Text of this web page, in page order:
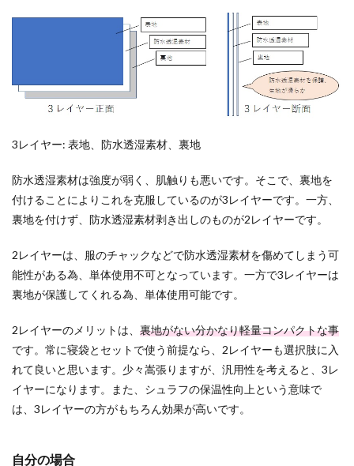
3レイヤー: 表地、防水透湿素材、裏地
防水透湿素材は強度が弱く、肌触りも悪いです。そこで、裏地を
付けることによりこれを克服しているのが3レイヤーです。一方、
裏地を付けず、防水透湿素材剥き出しのものが2レイヤーです。
2レイヤーは、服のチャックなどで防水透湿素材を傷めてしまう可
能性がある為、単体使用不可となっています。一方で3レイヤーは
裏地が保護してくれる為、単体使用可能です。
2レイヤーのメリットは、 裏地がない分かなり軽量コンパクトな事
です。常に寝袋とセットで使う前提なら、2レイヤーも選択肢に入
れて良いと思います。少々嵩張りますが、汎用性を考えると、3レ
イヤーになります。また、シュラフの保温性向上という意味で
は、3レイヤーの方がもちろん効果が高いです。
自分の場合